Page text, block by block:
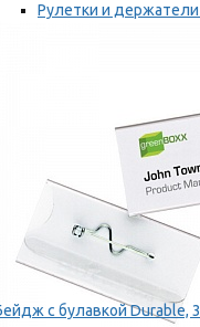
Рулетки и
с булавкой Durable,